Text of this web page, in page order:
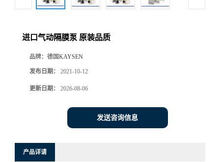
进口气动隔膜泵 原装品质
品牌： 德国KAYSEN
发布日期： 2021-10-12
更新日期： 2026-08-06
发送咨询信息
产品详请